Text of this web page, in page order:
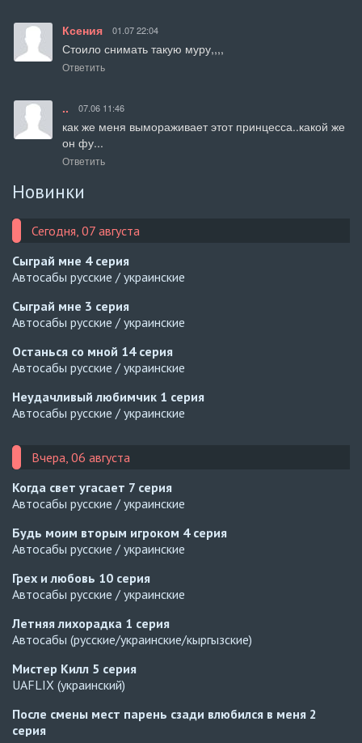
Ксения 01.07 22:04
Стоило снимать такую муру,,,,
Ответить
.. 07.06 11:46
как же меня вымораживает этот принцесса..какой же
он фу...
Ответить
Новинки
Сегодня, 07 августа
Сыграй мне 4 серия
Автосабы русские / украинские
Сыграй мне 3 серия
Автосабы русские / украинские
Останься со мной 14 серия
Автосабы русские / украинские
Неудачливый любимчик 1 серия
Автосабы русские / украинские
Вчера, 06 августа
Когда свет угасает 7 серия
Автосабы русские / украинские
Будь моим вторым игроком 4 серия
Автосабы русские / украинские
Грех и любовь 10 серия
Автосабы русские / украинские
Летняя лихорадка 1 серия
Автосабы (русские/украинские/кыргызские)
Мистер Килл 5 серия
UAFLIX (украинский)
После смены мест парень сзади влюбился в меня 2
серия